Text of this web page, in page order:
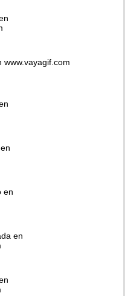
www.vayagif.com
en
en